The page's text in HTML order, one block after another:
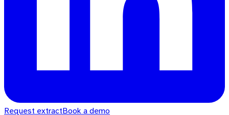
Request extractBook a demo